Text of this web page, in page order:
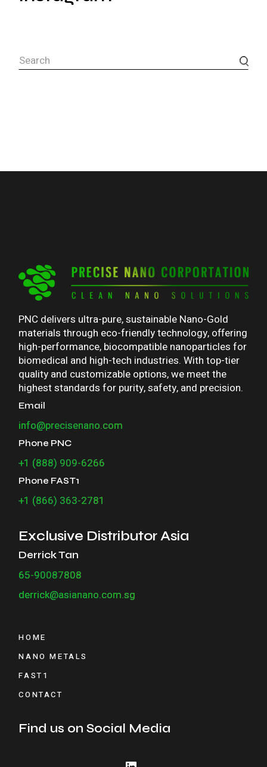
PNC delivers ultra-pure, sustainable Nano-Gold
materials through eco-friendly technology, offering
high-performance, biocompatible nanoparticles for
biomedical and high-tech industries. With top-tier
quality and customizable options, we meet the
highest standards for purity, safety, and precision.
Email
info@precisenano.com
Phone PNC
+1 (888) 909-6266
Phone FAST1
+1 (866) 363-2781
Exclusive Distributor Asia
Derrick Tan
65-90087808
derrick@asianano.com.sg
HOME
NANO METALS
FAST1
CONTACT
Find us on Social Media